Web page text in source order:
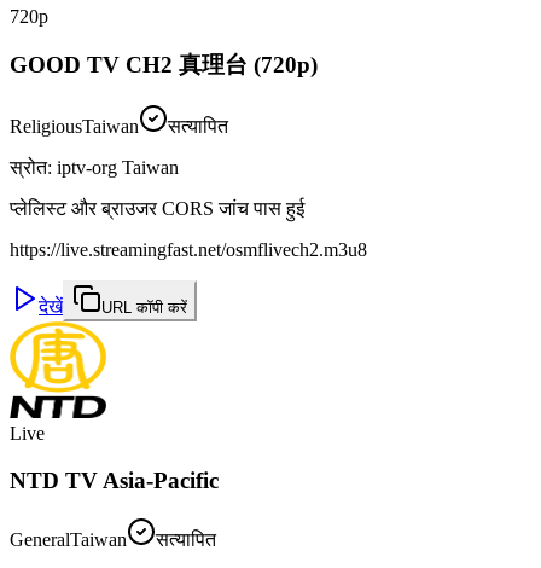
720p
GOOD TV CH2 真理台 (720p)
ReligiousTaiwan
सत्यापित
स्रोत: iptv-org Taiwan
प्लेलिस्ट और ब्राउजर CORS जांच पास हुई
https://live.streamingfast.net/osmflivech2.m3u8
देखें URL कॉपी करें
Live
NTD TV Asia-Pacific
GeneralTaiwan
सत्यापित